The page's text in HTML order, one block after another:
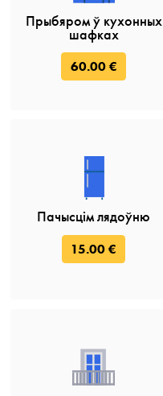
Прыбяром ў кухонных
шафках
60.00 €
Пачысцім лядоўню
15.00 €